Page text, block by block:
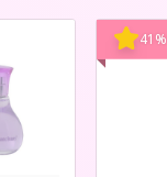
41 %